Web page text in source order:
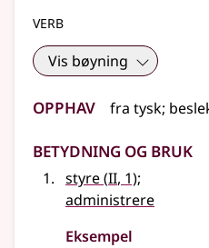
verb
Vis bøyning
Opphav fra tysk;
Betydning og bruk
styre(2
II, 1);
administrere
Eksempel